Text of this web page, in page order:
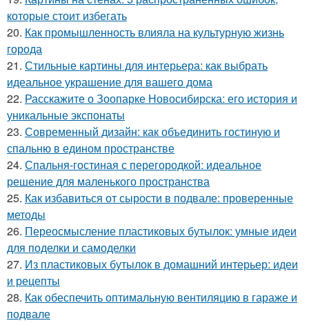
которые стоит избегать
20. Как промышленность влияла на культурную жизнь
города
21. Стильные картины для интерьера: как выбрать
идеальное украшение для вашего дома
22. Расскажите о Зоопарке Новосибирска: его история и
уникальные экспонаты
23. Современный дизайн: как объединить гостиную и
спальню в едином пространстве
24. Спальня-гостиная с перегородкой: идеальное
решение для маленького пространства
25. Как избавиться от сырости в подвале: проверенные
методы
26. Переосмысление пластиковых бутылок: умные идеи
для поделки и самоделки
27. Из пластиковых бутылок в домашний интерьер: идеи
и рецепты
28. Как обеспечить оптимальную вентиляцию в гараже и
подвале